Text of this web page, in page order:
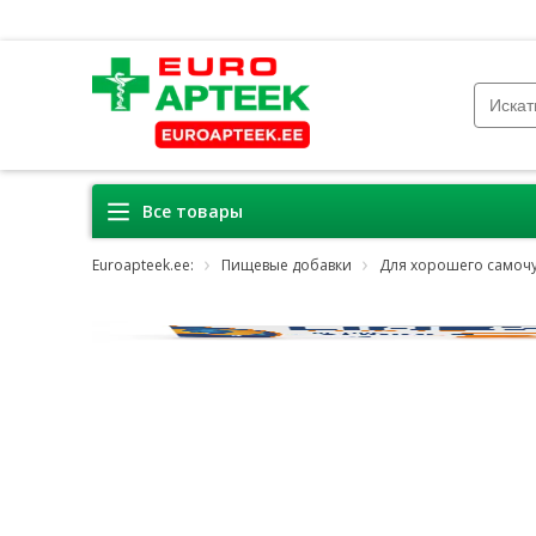
Все товары
Euroapteek.ee: Пищевые добавки Для хорошего